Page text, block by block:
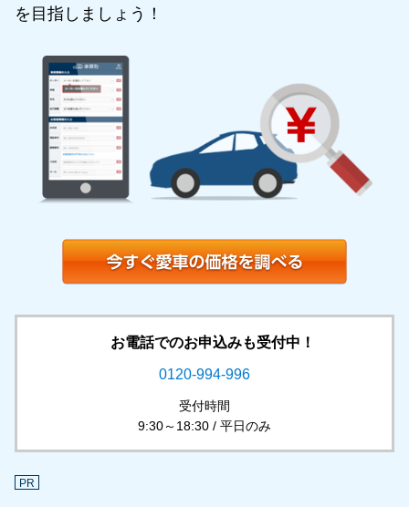
を目指しましょう！
お電話でのお申込みも受付中！
0120-994-996
受付時間
9:30～18:30 / 平日のみ
PR